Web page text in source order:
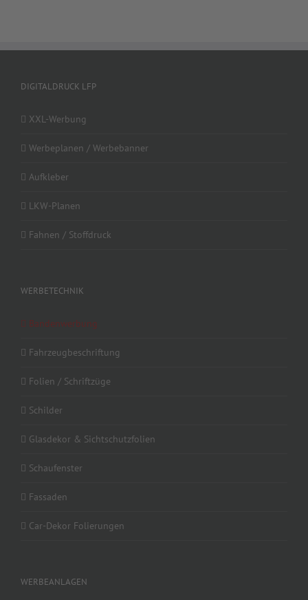
DIGITALDRUCK LFP
XXL-Werbung
Werbeplanen / Werbebanner
Aufkleber
LKW-Planen
Fahnen / Stoffdruck
WERBETECHNIK
Bandenwerbung
Fahrzeugbeschriftung
Folien / Schriftzüge
Schilder
Glasdekor & Sichtschutzfolien
Schaufenster
Fassaden
Car-Dekor Folierungen
WERBEANLAGEN